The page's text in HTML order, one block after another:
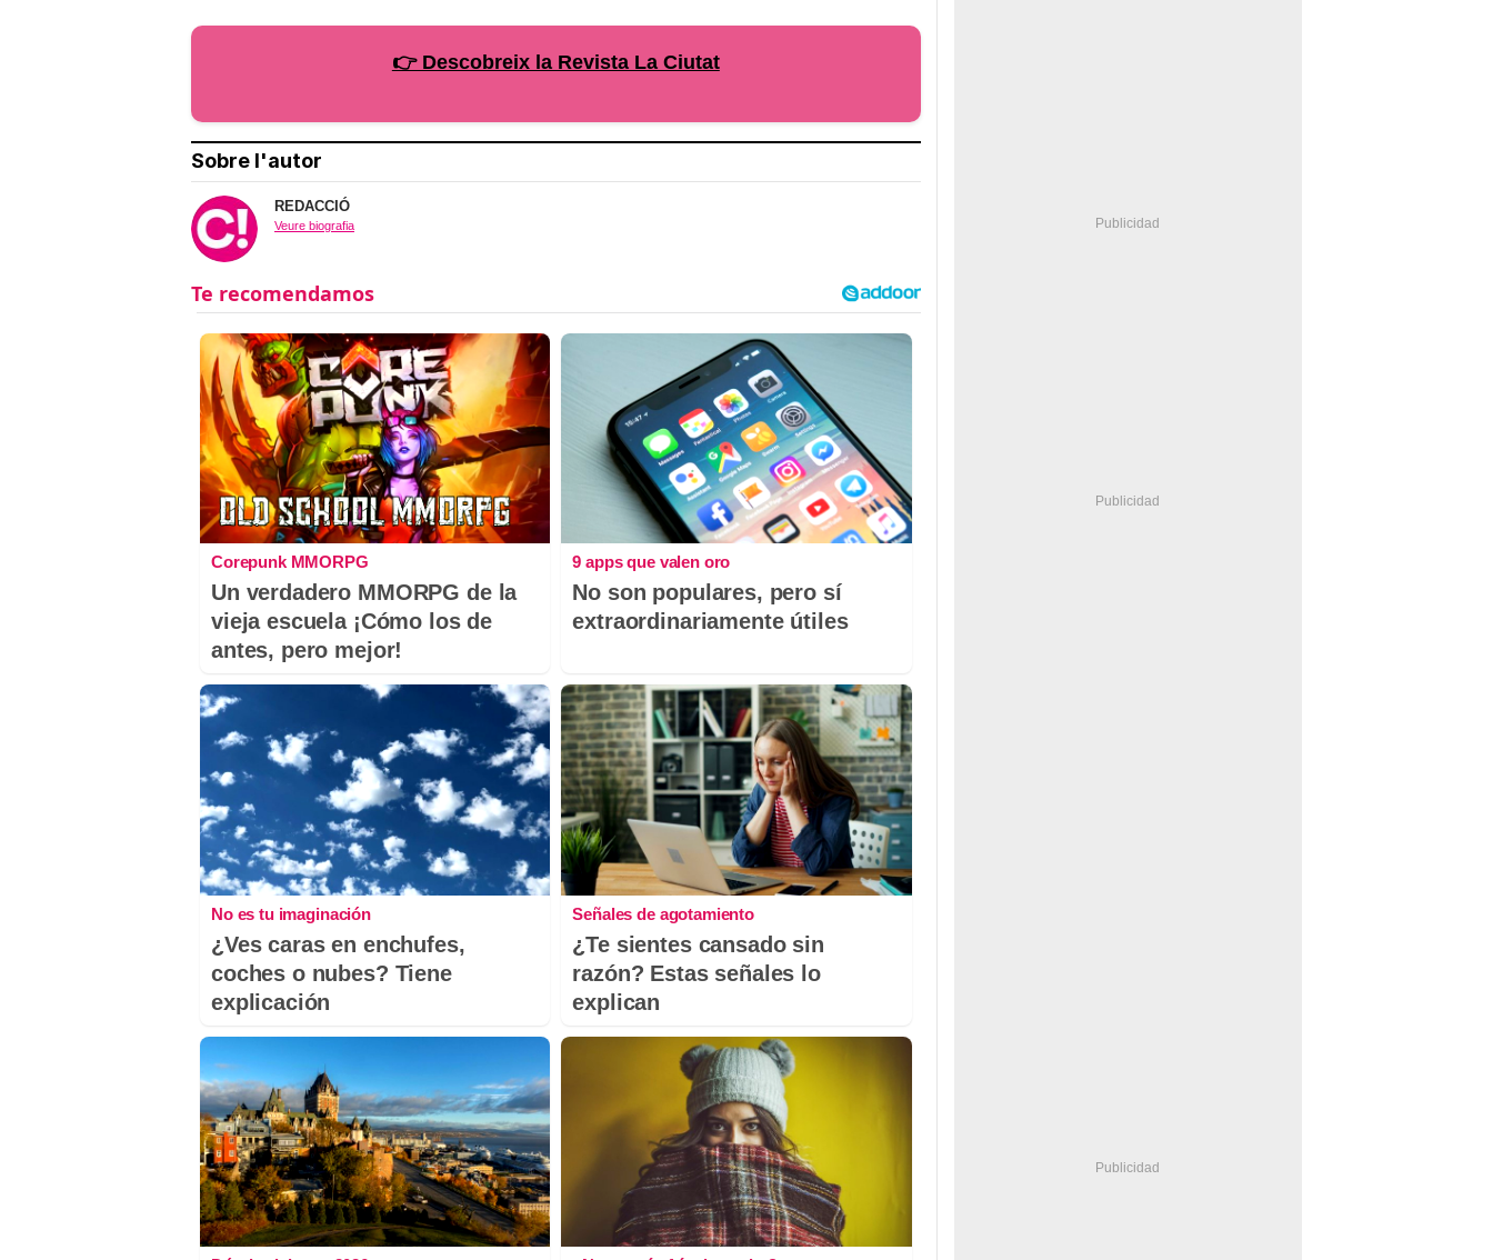
👉 Descobreix la Revista La Ciutat
Sobre l'autor
REDACCIÓ
Veure biografia
Corepunk MMORPG
Un verdadero MMORPG de la
vieja escuela ¡Cómo los de
antes, pero mejor!
9 apps que valen oro
No son populares, pero sí
extraordinariamente útiles
No es tu imaginación
¿Ves caras en enchufes,
coches o nubes? Tiene
explicación
Señales de agotamiento
¿Te sientes cansado sin
razón? Estas señales lo
explican